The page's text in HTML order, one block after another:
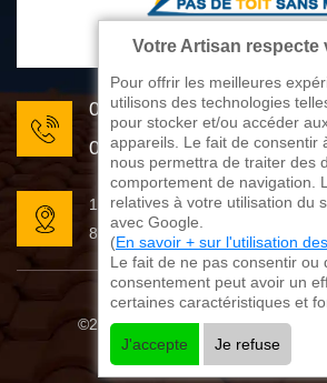
05 33 06 22 81
07 80 33 28 62
176 avenue de Limoges
87270 Couzeix
©2025 - 2026 Tout droit réservé
Votre Artisan respecte
Pour offrir les meilleures
utilisons des technologies
pour stocker et/ou accéder
appareils. Le fait de consentir
nous permettra de traiter des
comportement de navigation.
relatives à votre utilisation du
avec Google.
(En savoir + sur l'utilisation
Le fait de ne pas consentir ou
consentement peut avoir un
certaines caractéristiques et
J'accepte Je refuse